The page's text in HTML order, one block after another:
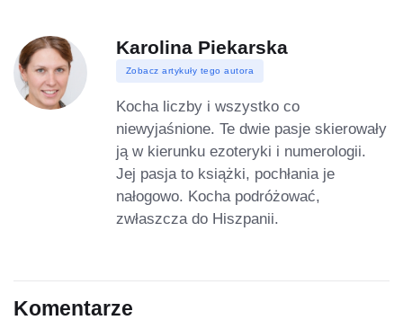
Karolina Piekarska
Zobacz artykuły tego autora
Kocha liczby i wszystko co
niewyjaśnione. Te dwie pasje skierowały
ją w kierunku ezoteryki i numerologii.
Jej pasja to książki, pochłania je
nałogowo. Kocha podróżować,
zwłaszcza do Hiszpanii.
Komentarze